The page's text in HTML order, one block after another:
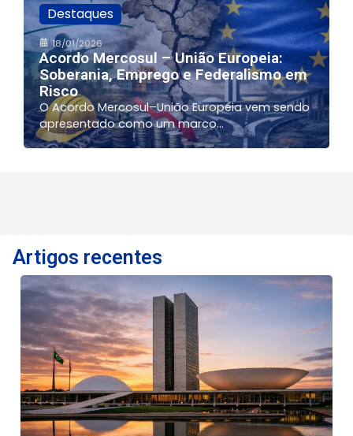
Destaques
18/01/2026
Acordo Mercosul – União Europeia:
Soberania, Emprego e Federalismo em
Risco
O Acordo Mercosul–União Europeia vem sendo
apresentado como um marco...
Artigos recentes